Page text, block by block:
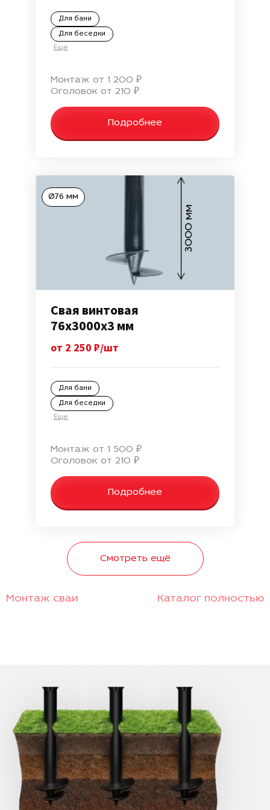
Для бани
Для беседки
Еще
Монтаж от 1 200 ₽
Оголовок от 210 ₽
Подробнее
3000 мм
Ø76 мм
Свая винтовая
76х3000х3 мм
от 2 250 ₽/шт
Для бани
Для беседки
Еще
Монтаж от 1 500 ₽
Оголовок от 210 ₽
Подробнее
Смотреть ещё
Монтаж сваи Каталог полностью